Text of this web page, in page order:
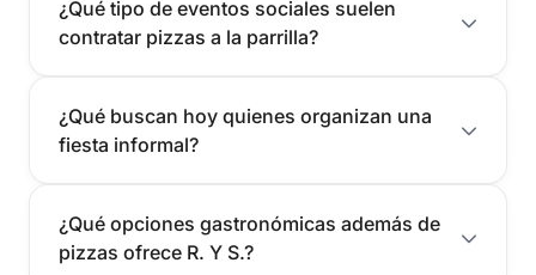
¿Qué tipo de eventos sociales suelen
contratar pizzas a la parrilla?
¿Qué buscan hoy quienes organizan una
fiesta informal?
¿Qué opciones gastronómicas además de
pizzas ofrece R. Y S.?